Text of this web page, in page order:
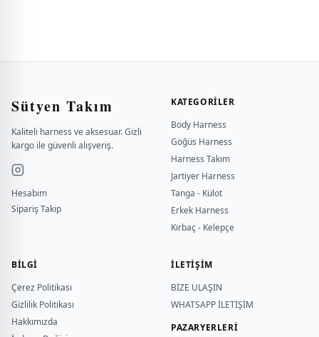
Sütyen Takım
Kaliteli harness ve aksesuar. Gizli
kargo ile güvenli alışveriş.
Hesabım
Sipariş Takip
KATEGORILER
Body Harness
Göğüs Harness
Harness Takım
Jartiyer Harness
Tanga - Külot
Erkek Harness
Kırbaç - Kelepçe
BILGI
Çerez Politikası
Gizlilik Politikası
Hakkımızda
İLETİŞİM
BİZE ULAŞIN
WHATSAPP İLETİŞİM
PAZARYERLERİ